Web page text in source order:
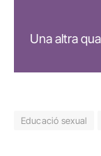
Una altra
Educació sexual